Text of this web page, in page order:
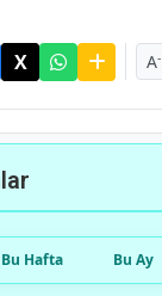
A-
Bu Hafta Bu Ay